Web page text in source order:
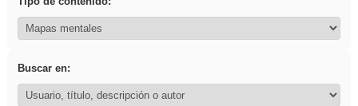
Buscar en: